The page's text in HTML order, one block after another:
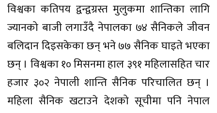
विश्वका कतिपय द्वन्द्वग्रस्त मुलुकमा शान्तिका लागि
ज्यानको बाजी लगाउँदै नेपालका ७४ सैनिकले जीवन
बलिदान दिइसकेका छन् भने ७७ सैनिक घाइते भएका
छन् । विश्वका १० मिसनमा हाल ३९१ महिलासहित चार
हजार ३०२ नेपाली शान्ति सैनिक परिचालित छन् ।
महिला सैनिक खटाउने देशको सूचीमा पनि नेपाल